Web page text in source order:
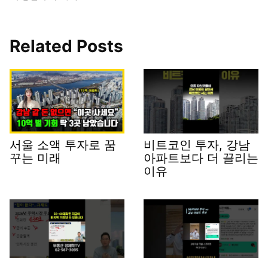
Related Posts
서울 소액 투자로 꿈
꾸는 미래
비트코인 투자, 강남
아파트보다 더 끌리는
이유